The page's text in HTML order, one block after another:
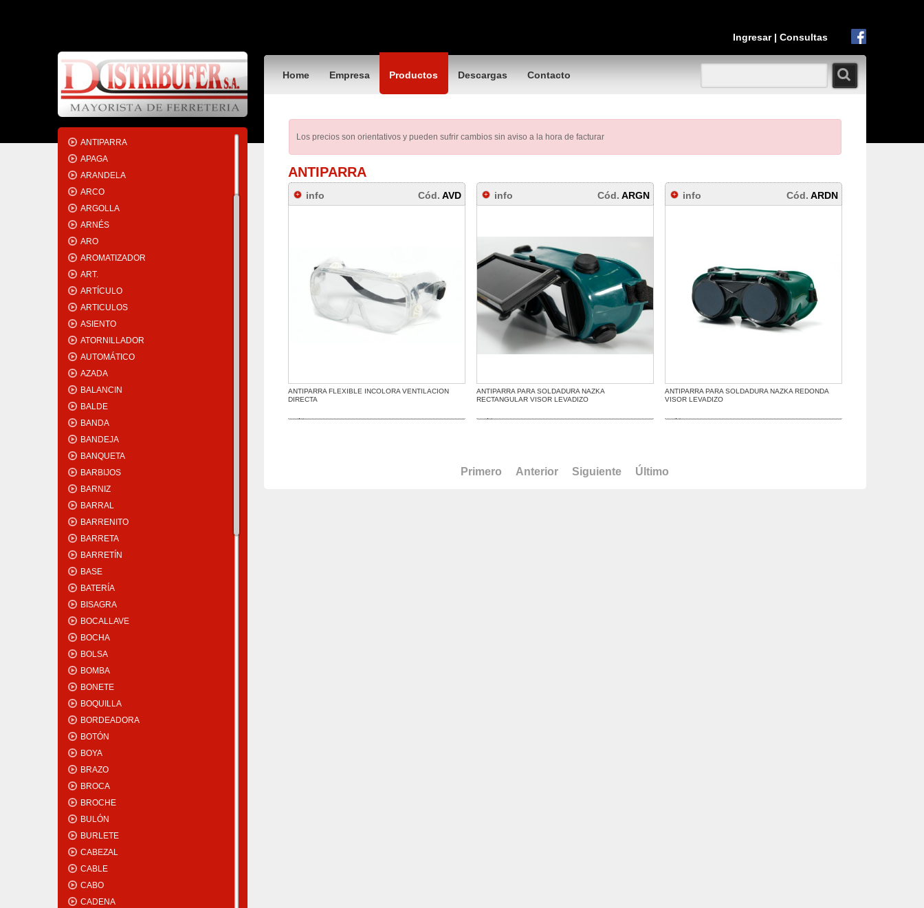
Ingresar| Consultas
ALERO
ALICATE
AMOLADORA
ANAFE
ANTEOJO
ANTIPARRA
APAGA
ARANDELA
ARCO
ARGOLLA
ARNÉS
ARO
AROMATIZADOR
ART.
ARTÍCULO
ARTICULOS
ASIENTO
ATORNILLADOR
AUTOMÁTICO
AZADA
BALANCIN
BALDE
BANDA
BANDEJA
BANQUETA
BARBIJOS
BARNIZ
BARRAL
BARRENITO
BARRETA
BARRETÍN
BASE
BATERÍA
BISAGRA
BOCALLAVE
BOCHA
BOLSA
BOMBA
BONETE
BOQUILLA
BORDEADORA
BOTÓN
BOYA
BRAZO
BROCA
BROCHE
BULÓN
BURLETE
CABEZAL
CABLE
CABO
CADENA
Home Empresa Productos Descargas Contacto
Los precios son orientativos y pueden sufrir cambios sin aviso a la hora de facturar
ANTIPARRA
info Cód. AVD
ANTIPARRA FLEXIBLE INCOLORA VENTILACION
DIRECTA
info Cód. ARGN
ANTIPARRA PARA SOLDADURA NAZKA
RECTANGULAR VISOR LEVADIZO
info Cód.ARDN
ANTIPARRA PARA SOLDADURA NAZKA REDONDA
VISOR LEVADIZO
Primero Anterior Siguiente Último